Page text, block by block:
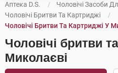
Аптека D.S.
Чоловічі Засоби
Чоловічі Бритви Та Картриджі
Чоловічі Бритви Та Картриджі У
Чоловічі бритви
Миколаєві